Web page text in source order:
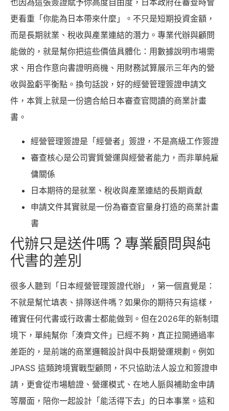
也因為這張簽證賦予你高度自由度，日本政府在審查時會
更看重「你能為日本帶來什麼」。不只是短期投資金額，
而是長期就業、稅收與產業連結的潛力。專業代辦與顧問
能做的，就是幫你把這些價值具體化：用數據說明市場需
求、用合作意向書證明商機、用財務試算展示三年內的營
收與盈虧平衡點。換句話說，好的經營管理簽證申請文
件，本質上就是一份適合給日本審查官閱讀的商業計畫
書。
經營管理簽證是「經營者」簽證，不是高級工作簽證
審查核心是公司實質營運與經營者能力，而非單純雇
傭關係
日本期待的是就業、稅收與產業連結的長期貢獻
申請文件其實就是一份為審查官量身打造的商業計畫
書
代辦只是送件嗎？專業顧問與純
代書的差別
很多人聽到「日本經營管理簽證代辦」，第一個直覺是：
不就是幫忙填表、排隊送件嗎？如果你的期待只有這樣，
確實任何代書或行政書士都能做到。但在2026年的新制環
境下，單純幫你「湊齊文件」已經不夠，真正拉開通過率
差距的，是前端的商業邏輯設計與中長期營運規劃。例如
JPASS 這類跨境實戰型顧問，不只協助法人設立和簽證申
請，更會從市場驗證、營運模式、在地人脈與補助金申請
等層面，陪你一起設計「能活得下去」的日本事業。這和